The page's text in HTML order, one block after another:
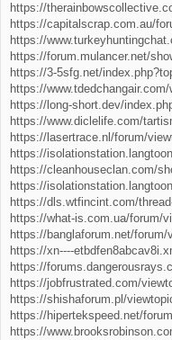
s
t
https://
https://capitalscrap.com.au/
https://
https://forum.mulancer.net/
https://3-5sfg.net/
https://
https://long-short.dev/
https://www.diclelife.com/
https://lasertrace.nl/forum/
https://
https://cleanhouseclan.com/
https://
https://dls.wtfincint.com/
https://what-is.com.ua/forum/
https://banglaforum.net/
https://xn----
https://
https://jobfrustrated.com/
https://shishaforum.pl/
https://hipertekspeed.net/
https://